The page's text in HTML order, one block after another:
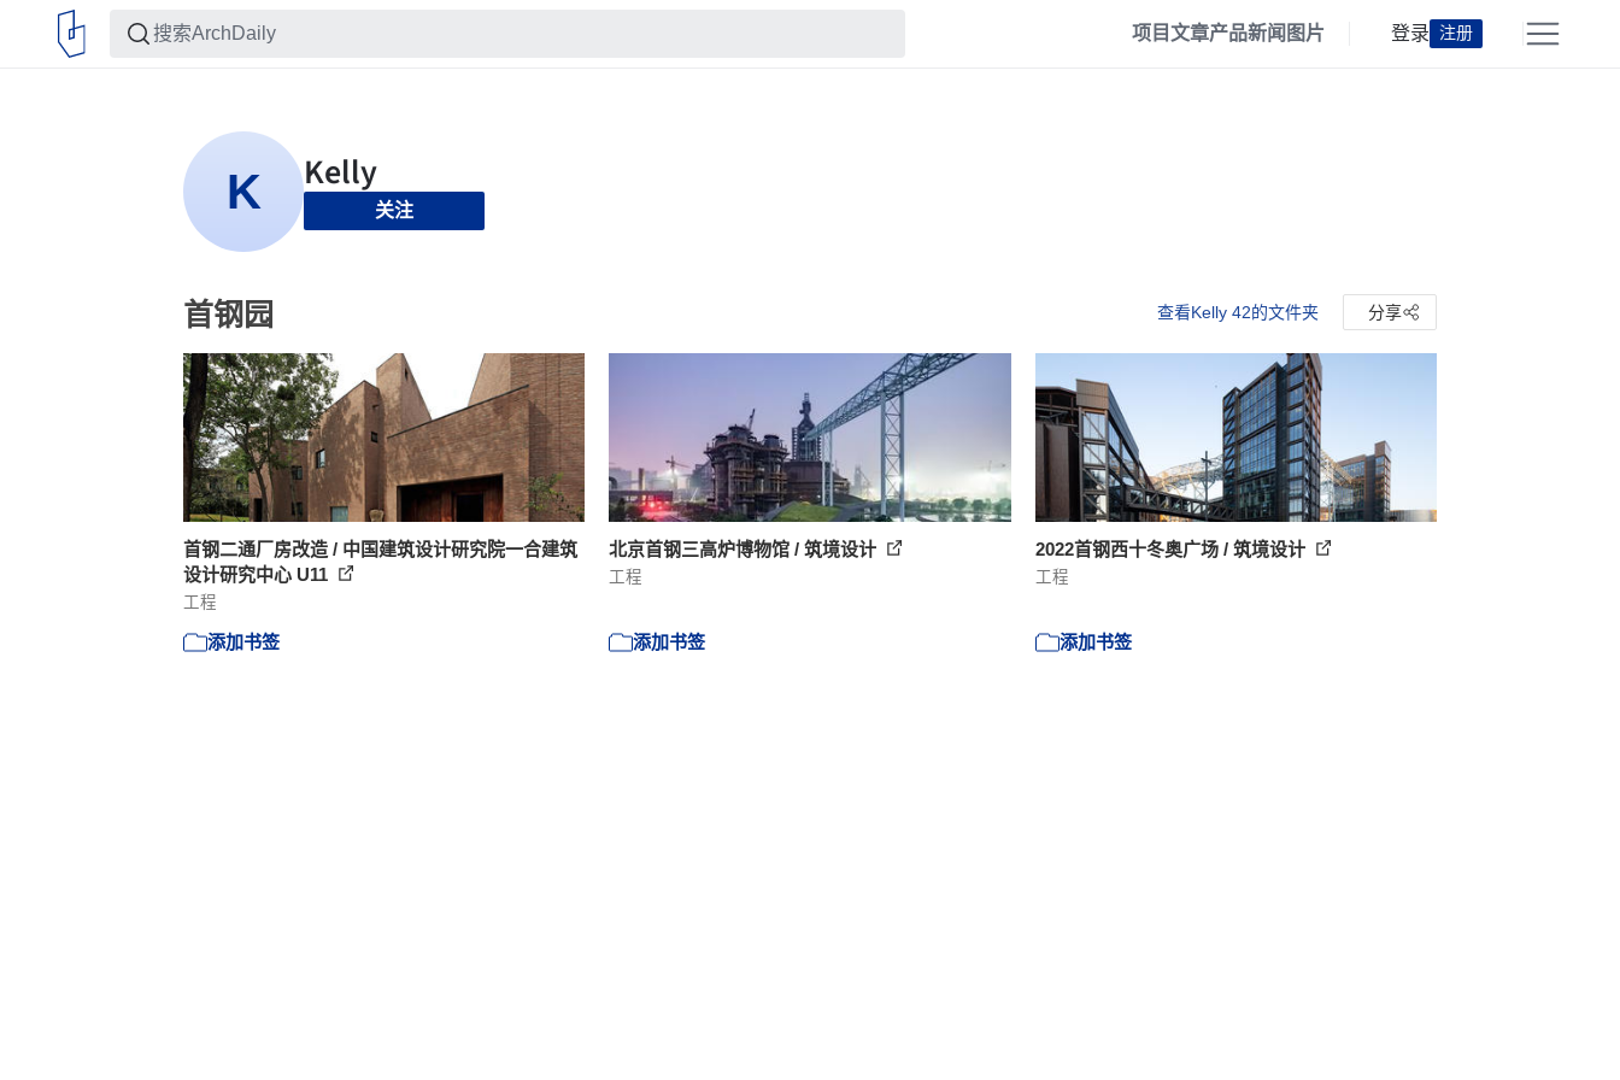
项目文章产品新闻 图片 登录 注册
关注
首钢园 查看Kelly 42的文件夹 分享
首钢二通厂房改造 / 中国建筑设计研究院一合建筑
设计研究中心 U11
工程
添加书签
北京首钢三高炉博物馆 / 筑境设计
工程
添加书签
2022首钢西十冬奥广场 / 筑境设计
工程
添加书签